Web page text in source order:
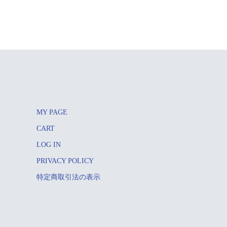
MY PAGE
CART
LOG IN
PRIVACY POLICY
特定商取引法の表示